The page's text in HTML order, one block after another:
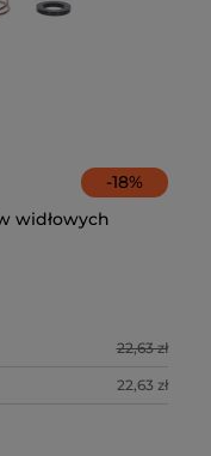
-18%
widłowych
22,63 zł
22,63 zł